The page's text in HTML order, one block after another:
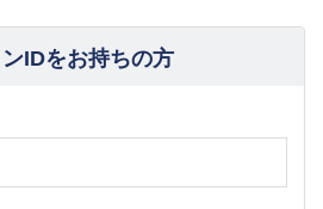
IDをお持ちの方